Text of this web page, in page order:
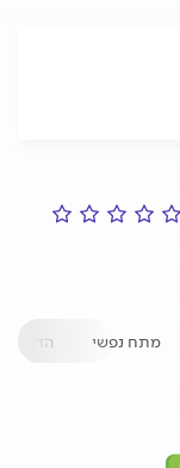
מתח נפשי הדחקה